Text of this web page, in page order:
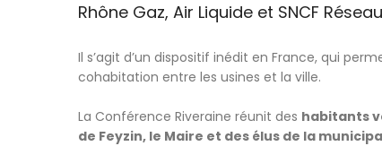
Rhône Gaz, Air Liquide et SNCF
Il s’agit d’un dispositif inédit en France, qui
cohabitation entre les usines et la ville.
La Conférence Riveraine réunit des habitants
de Feyzin, le Maire et des élus de la